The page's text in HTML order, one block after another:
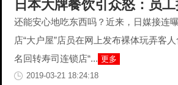
日本大牌餐饮引众怒：员
还能安心地吃东西吗？近来，日媒接连
店“大户屋”店员在网上发布裸体玩弄客
名回转寿司连锁店“... 更多
2019-03-21 18:24:18